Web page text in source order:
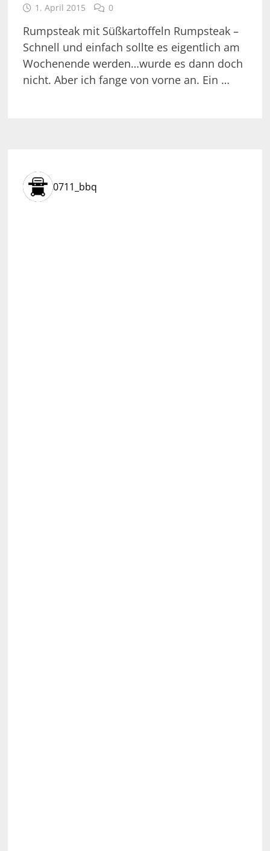
1. April 2015 0
Rumpsteak mit Süßkartoffeln Rumpsteak –
Schnell und einfach sollte es eigentlich am
Wochenende werden…wurde es dann doch
nicht. Aber ich fange von vorne an. Ein …
0711_bbq